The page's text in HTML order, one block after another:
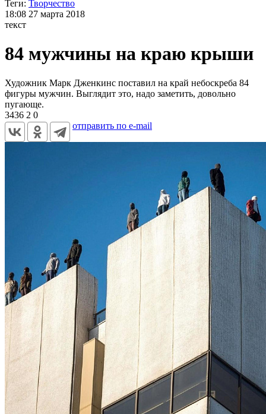
Теги: Творчество
18:08 27 марта 2018
текст
84 мужчины на краю крыши
Художник Марк Дженкинс поставил на край небоскреба 84
фигуры мужчин. Выглядит это, надо заметить, довольно
пугающе.
3436 2 0
отправить по e-mail